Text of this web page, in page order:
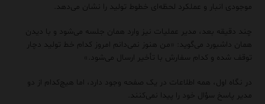
موجودی انبار و عملکرد لحظه‌ای خطوط تولید را نشان می‌دهد.
چند دقیقه بعد، مدیر عملیات نیز وارد همان جلسه می‌شود و با دیدن
همان داشبورد می‌گوید: «من هنوز نمی‌دانم امروز کدام خط تولید دچار
توقف شده و کدام سفارش با تأخیر ارسال می‌شود.»
در نگاه اول، همه اطلاعات در یک صفحه وجود دارد، اما هیچ‌کدام از دو
مدیر پاسخ سؤال خود را پیدا نمی‌کنند.